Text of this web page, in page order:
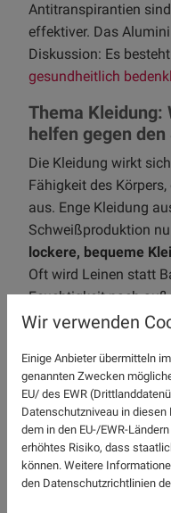
Antitranspirantien
effektiver. Das
Diskussion: Es
gesundheitlich
Thema Kleidung:
helfen gegen den
Die Kleidung wirkt
Fähigkeit des
aus. Enge Kleidung
Schweißproduktion
lockere, bequeme
Oft wird Leinen statt
Feuchtigkeit nach
besten, was für Sie
Thema Haut:
Einigen Menschen
Körperstellen zu
Gegenteil. Testen Sie
allem im Sommer
Cremes zu
altbewährtes Mittel,
Wir verwenden
Einige Anbieter übermitteln
genannten Zwecken
EU/ des EWR
Datenschutzniveau in
dem in den EU-/EWR-
erhöhtes Risiko, dass
können. Weitere
den Datenschutzrichtlinien